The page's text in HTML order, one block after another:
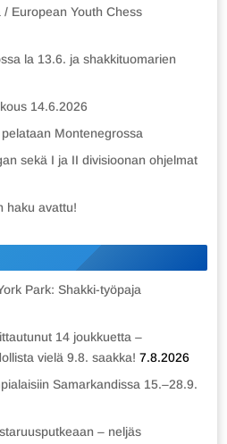
European Youth Chess
la 13.6. ja shakkituomarien
14.6.2026
Montenegrossa
sekä I ja II divisioonan ohjelmat
haku avattu!
Park: Shakki-työpaja
14 joukkuetta –
vielä 9.8. saakka! 7.8.2026
Samarkandissa 15.–28.9.
– neljäs